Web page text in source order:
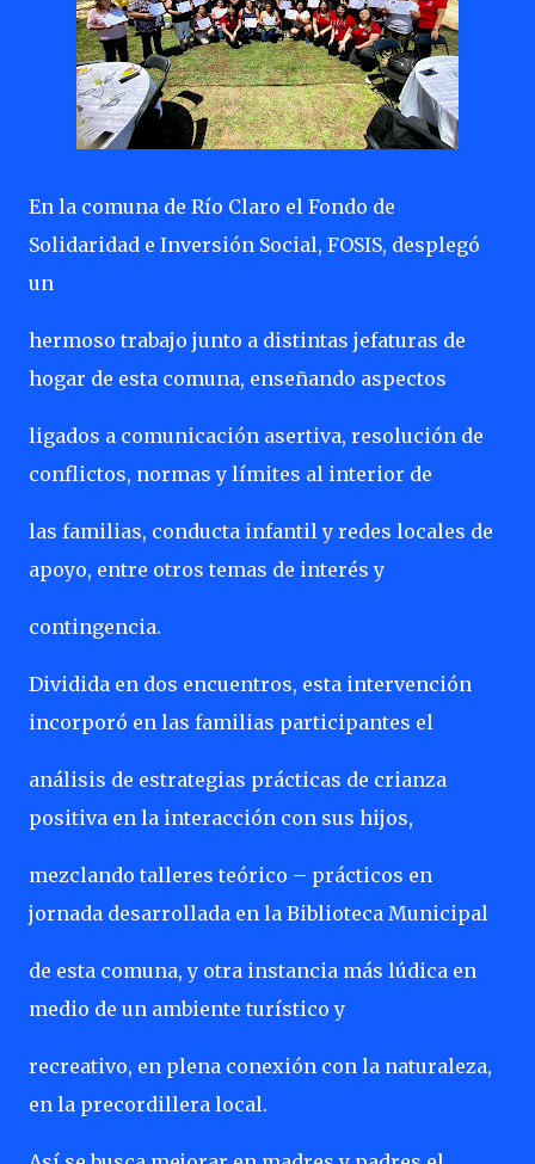
En la comuna de Río Claro el Fondo de
Solidaridad e Inversión Social, FOSIS, desplegó
un
hermoso trabajo junto a distintas jefaturas de
hogar de esta comuna, enseñando aspectos
ligados a comunicación asertiva, resolución de
conflictos, normas y límites al interior de
las familias, conducta infantil y redes locales de
apoyo, entre otros temas de interés y
contingencia.
Dividida en dos encuentros, esta intervención
incorporó en las familias participantes el
análisis de estrategias prácticas de crianza
positiva en la interacción con sus hijos,
mezclando talleres teórico – prácticos en
jornada desarrollada en la Biblioteca Municipal
de esta comuna, y otra instancia más lúdica en
medio de un ambiente turístico y
recreativo, en plena conexión con la naturaleza,
en la precordillera local.